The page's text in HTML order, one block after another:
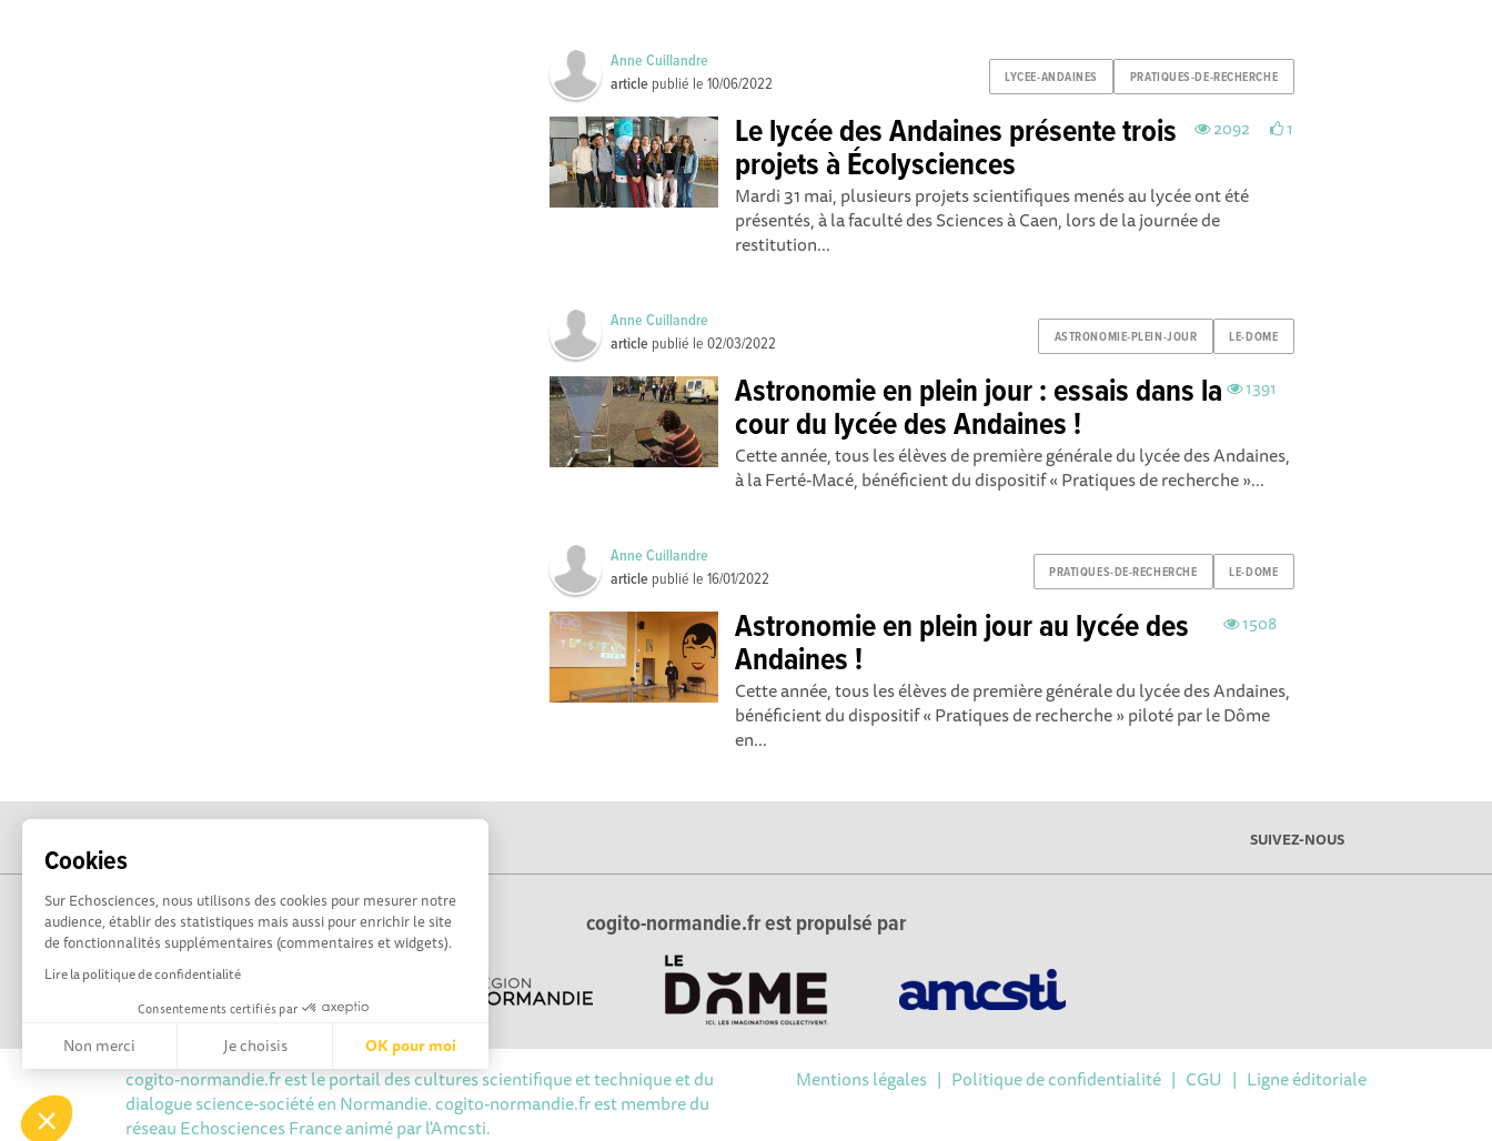
Cookies
Sur Echosciences, nous utilisons des cookies pour mesurer notre
audience, établir des statistiques mais aussi pour enrichir le site
de fonctionnalités supplémentaires (commentaires et widgets).
Lire la politique de confidentialité
Consentements certifiés par
Non merci Je choisis OK pour moi
Axeptio consent
Plateforme de Gestion du Consentement : Personnalisez vos Options
LYCEE-ANDAINES PRATIQUES-DE-RECHERCHE
Anne Cuillandre
article publié le10/06/2022
2092 1
Le lycée des Andaines présente trois
projets à Écolysciences
Mardi 31 mai, plusieurs projets scientifiques menés au lycée ont été
présentés, à la faculté des Sciences à Caen, lors de la journée de
restitution...
ASTRONOMIE-PLEIN-JOUR LE-DOME
Anne Cuillandre
article publié le02/03/2022
1391
Astronomie en plein jour : essais dans la
cour du lycée des Andaines !
Cette année, tous les élèves de première générale du lycée des Andaines,
à la Ferté-Macé, bénéficient du dispositif « Pratiques de recherche »...
PRATIQUES-DE-RECHERCHE LE-DOME
Anne Cuillandre
article publié le16/01/2022
1508
Astronomie en plein jour au lycée des
Andaines !
Cette année, tous les élèves de première générale du lycée des Andaines,
bénéficient du dispositif « Pratiques de recherche » piloté par le Dôme
en...
SUIVEZ-NOUS
cogito-normandie.fr est propulsé par
cogito-normandie.fr est le portail des cultures scientifique et technique et du
dialogue science-société en Normandie. cogito-normandie.fr est membre du
réseau Echosciences France animé par l'Amcsti.
Mentions légales| Politique de confidentialité| CGU | Ligne éditoriale